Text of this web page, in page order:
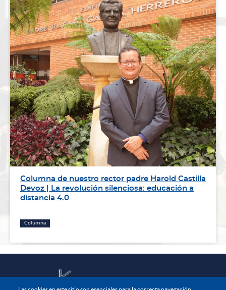
Columna de nuestro rector padre Harold Castilla
Devoz | La revolución silenciosa: educación a
distancia 4.0
Columna